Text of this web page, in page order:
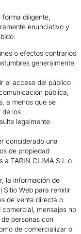
forma diligente,
enunciativo y
o efectos contrarios
generalmente
el acceso del público
pública,
a menos que se
de los
legalmente
considerado una
de propiedad
a TARIN CLIMA S.L o
la información de
Sitio Web para remitir
de venta directa o
mensajes no
personas con
de comercializar o